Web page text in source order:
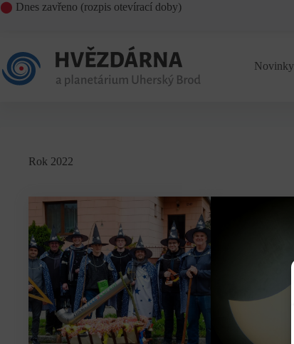
Skip
⬤ Dnes zavřeno (rozpis otevírací doby)
Novinky
Rok 2022